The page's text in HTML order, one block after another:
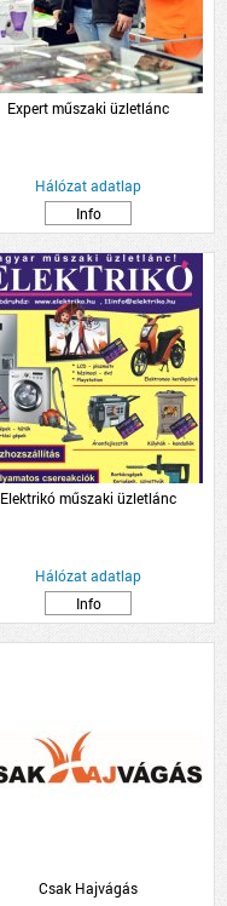
Expert műszaki üzletlánc
Hálózat adatlap
Info
Elektrikó műszaki üzletlánc
Hálózat adatlap
Info
Csak Hajvágás